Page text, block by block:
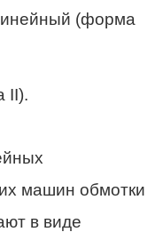
(форма
II).
машин обмотки
в виде